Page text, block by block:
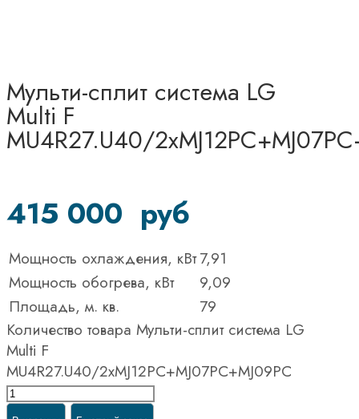
Мульти-сплит система LG
Multi F
MU4R27.U40/
415 000 руб
Мощность охлаждения, кВт7,91
Мощность обогрева, кВт
9,09
Площадь, м. кв.
79
Количество товара Мульти-сплит система LG
Multi F
MU4R27.U40/2хMJ12PC+MJ07PC+MJ09PC